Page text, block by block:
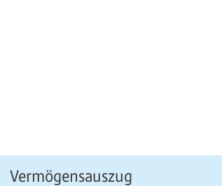
Vermögensauszug